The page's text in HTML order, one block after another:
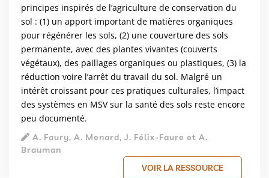
principes inspirés de l’agriculture de conservation du
sol : (1) un apport important de matières organiques
pour régénérer les sols, (2) une couverture des sols
permanente, avec des plantes vivantes (couverts
végétaux), des paillages organiques ou plastiques, (3) la
réduction voire l’arrêt du travail du sol. Malgré un
intérêt croissant pour ces pratiques culturales, l’impact
des systèmes en MSV sur la santé des sols reste encore
peu documenté.
A. Faury, A. Menard, J. Félix-Faure et A.
Brauman
VOIR LA RESSOURCE